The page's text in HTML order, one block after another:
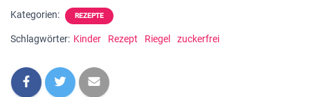
Kategorien: REZEPTE
Schlagwörter: Kinder Rezept Riegel zuckerfrei